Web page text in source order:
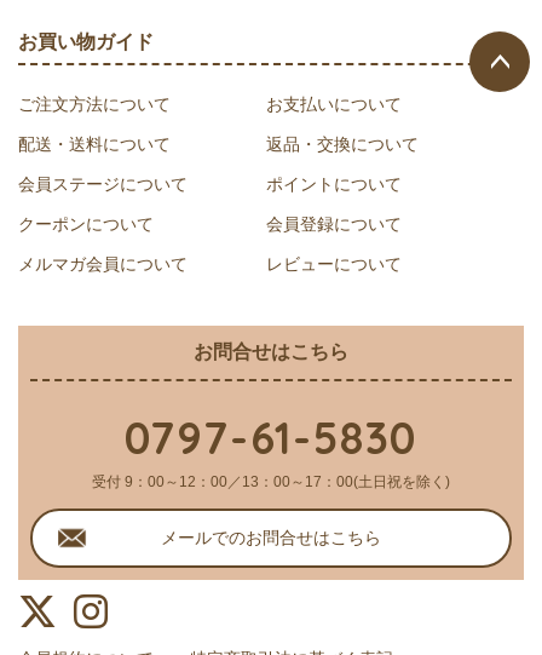
お買い物ガイド
ご注文方法について お支払いについて
配送・送料について 返品・交換について
会員ステージについて ポイントについて
クーポンについて 会員登録について
メルマガ会員について レビューについて
お問合せはこちら
0797-61-5830
受付 9：00～12：00／13：00～17：00(土日祝を除く)
メールでのお問合せはこちら